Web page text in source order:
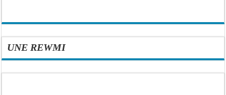
UNE REWMI